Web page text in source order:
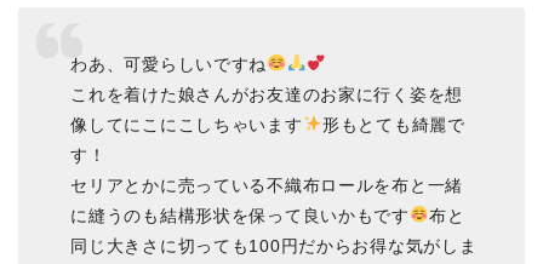
わあ、可愛らしいですね
これを着けた娘さんがお友達のお家に行く姿を想
像してにこにこしちゃいます
形もとても綺麗で
す！
セリアとかに売っている不織布ロールを布と一緒
に縫うのも結構形状を保って良いかもです
布と
同じ大きさに切っても100円だからお得な気がしま